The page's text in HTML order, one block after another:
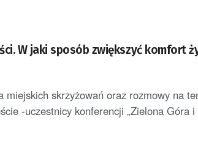
W jaki sposób zwiększyć komfort
miejskich skrzyżowań oraz rozmowy na
-uczestnicy konferencji „Zielona Góra